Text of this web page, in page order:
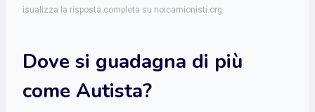
isualizza la risposta completa su noicamionisti.org
Dove si guadagna di più
come Autista?